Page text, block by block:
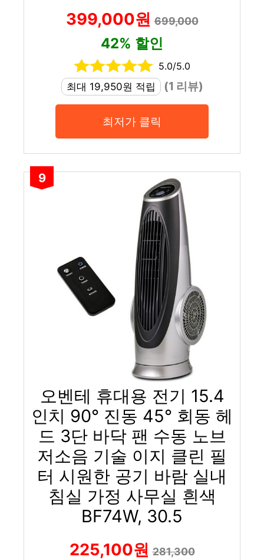
399,000원699,000
42% 할인
5.0/5.0
최대 19,950원 적립
(1 리뷰)
최저가 클릭
9
오벤테 휴대용 전기 15.4
인치 90° 진동 45° 회동 헤
드 3단 바닥 팬 수동 노브
저소음 기술 이지 클린 필
터 시원한 공기 바람 실내
침실 가정 사무실 흰색
BF74W, 30.5
225,100원281,300